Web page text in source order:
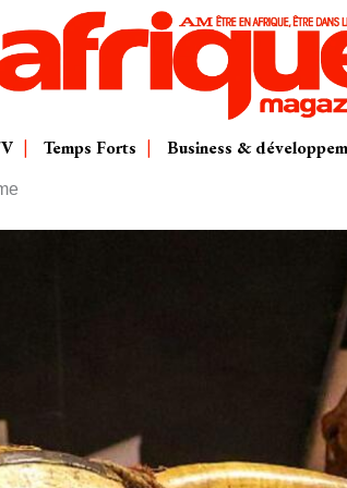
Temps Forts Business &